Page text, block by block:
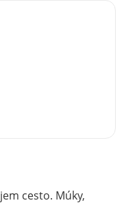
cesto. Múky,